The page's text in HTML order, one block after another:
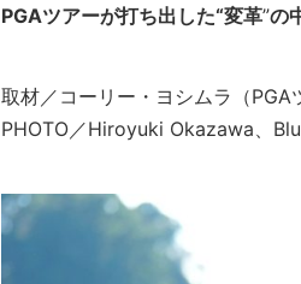
PGAツアーが打ち出した“変革”の
取材／コーリー・ヨシムラ（PGA
PHOTO／Hiroyuki Okazawa、